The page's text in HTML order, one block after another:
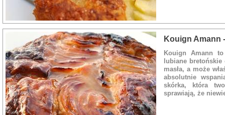
kiedy
Bretanii.
ciastem maślanym
Rodzaj dania: Ciasto
Kouign Amann
Kouign Amann
lubiane
masła, a może
absolutnie
skórka, która
sprawiają, że